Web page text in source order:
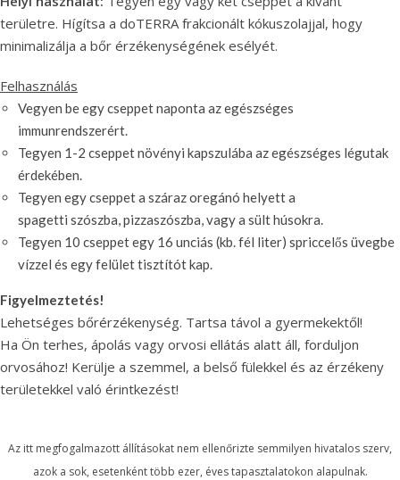
területre. Hígítsa a doTERRA frakcionált kókuszolajjal, hogy
minimalizálja a bőr érzékenységének esélyét.
Felhasználás
Vegyen be egy cseppet naponta az egészséges
immunrendszerért.
Tegyen 1-2 cseppet növényi kapszulába az egészséges légutak
érdekében.
Tegyen egy cseppet a száraz oregánó helyett a
spagetti szószba, pizzaszószba, vagy a sült húsokra.
Tegyen 10 cseppet egy 16 unciás (kb. fél liter) spriccelős üvegbe
vízzel és egy felület tisztítót kap.
Figyelmeztetés!
Lehetséges bőrérzékenység. Tartsa távol a gyermekektől!
Ha Ön terhes, ápolás vagy orvosi ellátás alatt áll, forduljon
orvosához! Kerülje a szemmel, a belső fülekkel és az érzékeny
területekkel való érintkezést!
Az itt megfogalmazott állításokat nem ellenőrizte semmilyen hivatalos szerv,
azok a sok, esetenként több ezer, éves tapasztalatokon alapulnak.